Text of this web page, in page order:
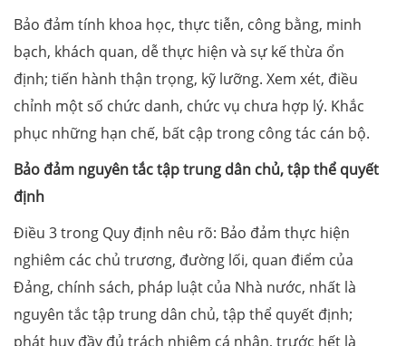
Bảo đảm tính khoa học, thực tiễn, công bằng, minh
bạch, khách quan, dễ thực hiện và sự kế thừa ổn
định; tiến hành thận trọng, kỹ lưỡng. Xem xét, điều
chỉnh một số chức danh, chức vụ chưa hợp lý. Khắc
phục những hạn chế, bất cập trong công tác cán bộ.
Bảo đảm nguyên tắc tập trung dân chủ, tập thể quyết
định
Điều 3 trong Quy định nêu rõ: Bảo đảm thực hiện
nghiêm các chủ trương, đường lối, quan điểm của
Đảng, chính sách, pháp luật của Nhà nước, nhất là
nguyên tắc tập trung dân chủ, tập thể quyết định;
phát huy đầy đủ trách nhiệm cá nhân, trước hết là